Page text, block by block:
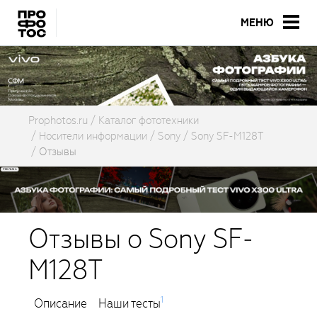
МЕНЮ
Prophotos.ru
Каталог фототехники
Носители информации
Sony
Sony SF-M128T
Отзывы
Отзывы о Sony SF-
M128T
Описание Наши тесты1